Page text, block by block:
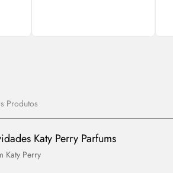
Produtos
Katy Perry Parfums
Katy Perry